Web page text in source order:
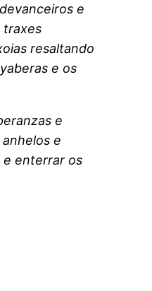
e
traxes
resaltando
e os
e
e
e enterrar os